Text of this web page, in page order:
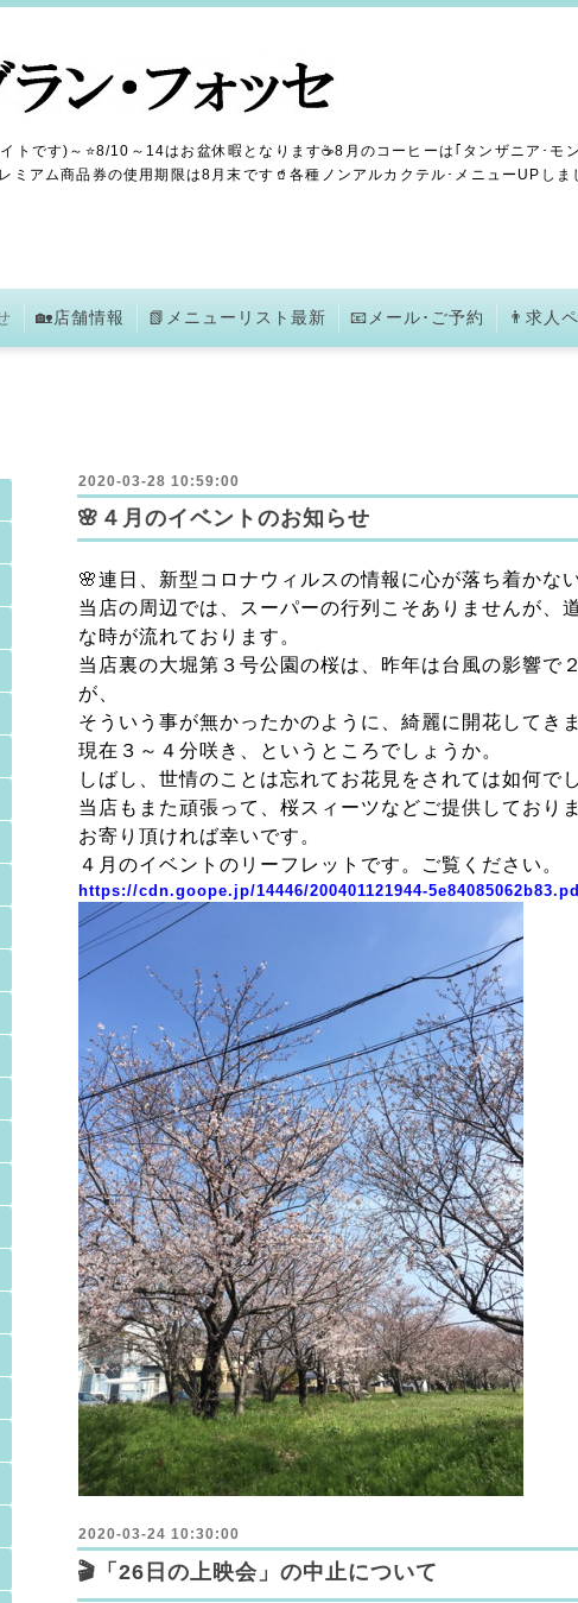
トです)～⭐8/10～14はお盆休暇となります☕8月のコーヒーは｢タンザニア･モ
ミアム商品券の使用期限は8月末です🥤各種ノンアルカクテル･メニューUPし
🏡店舗情報 📗メニューリスト最新 📧メール･ご予約 👨求人
2020-03-28 10:59:00
🌸４月のイベントのお知らせ
🌸連日、新型コロナウィルスの情報に心が落ち着かな
当店の周辺では、スーパーの行列こそありませんが、
な時が流れております。
当店裏の大堀第３号公園の桜は、昨年は台風の影響で
が、
そういう事が無かったかのように、綺麗に開花してき
現在３～４分咲き、というところでしょうか。
しばし、世情のことは忘れてお花見をされては如何で
当店もまた頑張って、桜スィーツなどご提供しておりま
お寄り頂ければ幸いです。
４月のイベントのリーフレットです。ご覧ください。
https://cdn.goope.jp/14446/200401121944-
2020-03-24 10:30:00
🎬「26日の上映会」の中止について